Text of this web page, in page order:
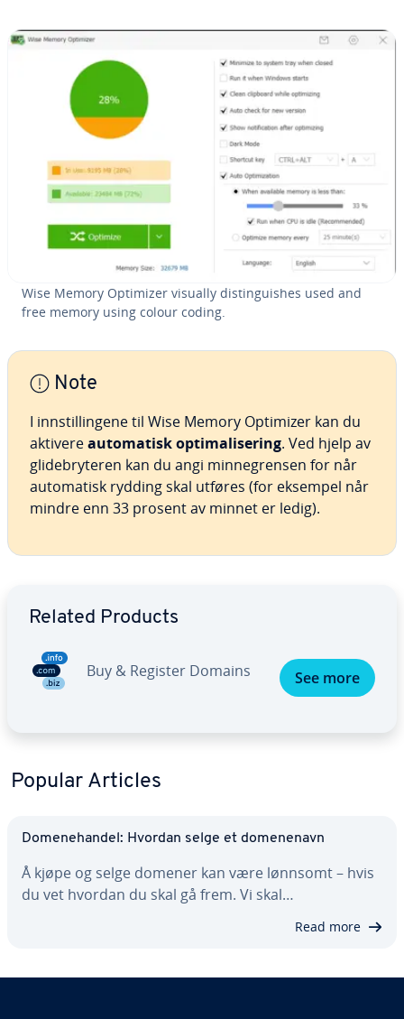
Wise Memory Optimizer visually distinguishes used and
free memory using colour coding.
Note
I innstillingene til Wise Memory Optimizer kan du
aktivereautomatisk optimalisering. Ved hjelp av
glidebryteren kan du angi minnegrensen for når
automatisk rydding skal utføres (for eksempel når
mindre enn 33 prosent av minnet er ledig).
Related Products
Buy & Register Domains See more
Popular Articles
Domenehandel: Hvordan selge et domenenavn
Å kjøpe og selge domener kan være lønnsomt – hvis
du vet hvordan du skal gå frem. Vi skal…
Read more